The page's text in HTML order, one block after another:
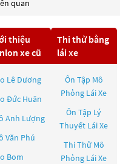
quan
thiệu
xe cũ
Lê Dương
Đức Huân
Anh Lượng
Văn Phú
Bom
Thi thử bằng
lái xe
Ôn Tập Mô
Phỏng Lái Xe
Ôn Tập Lý
Thuyết Lái Xe
Thi Thử Mô
Phỏng Lái Xe